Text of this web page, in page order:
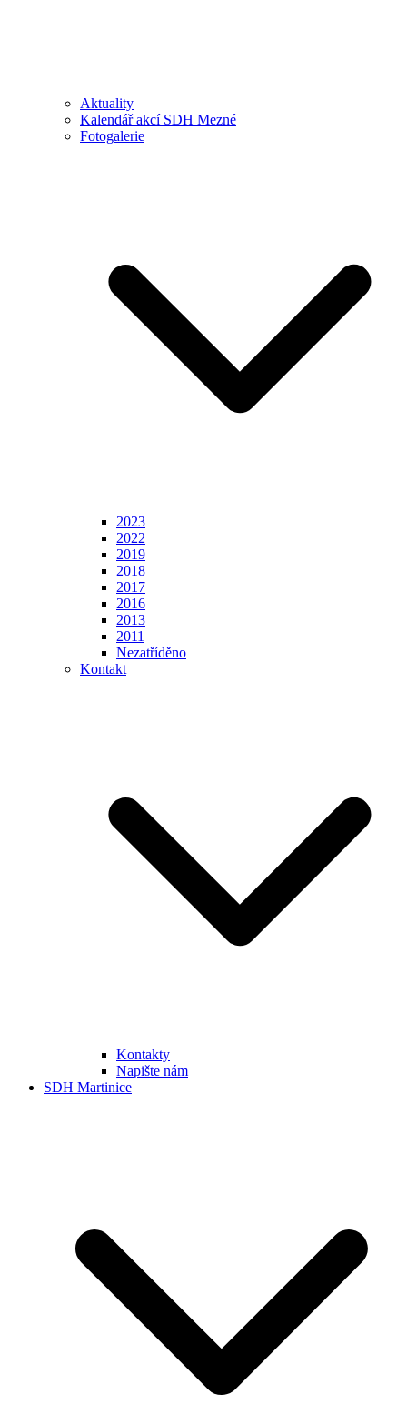
Aktuality
Kalendář akcí SDH Mezné
Fotogalerie
2023
2022
2019
2018
2017
2016
2013
2011
Nezatříděno
Kontakt
Kontakty
Napište nám
SDH Martinice